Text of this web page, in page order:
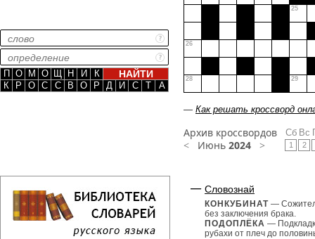
П О М О Щ Н И
К
К
Р О С С В О Р Д И С Т А
25
26
28 29
— Как решать кроссворд
Архив кроссвордов
< Июнь 2024 >
Сб
1
Вс
2
Словознай
КОНКУБИНАТ —
без заключения брака.
ПОДОПЛЁКА —
рубахи от плеч до